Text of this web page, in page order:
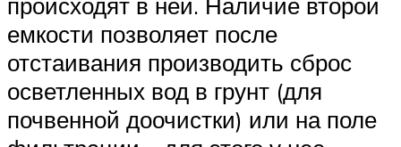
емкости позволяет после
отстаивания производить сброс
осветленных вод в грунт (для
почвенной доочистки) или на поле